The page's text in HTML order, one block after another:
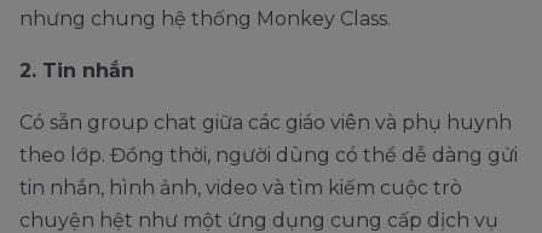
nhưng chung hệ thống Monkey Class.
2. Tin nhắn
Có sẵn group chat giữa các giáo viên và phụ huynh
theo lớp. Đồng thời, người dùng có thể dễ dàng gửi
tin nhắn, hình ảnh, video và tìm kiếm cuộc trò
chuyện hệt như một ứng dụng cung cấp dịch vụ